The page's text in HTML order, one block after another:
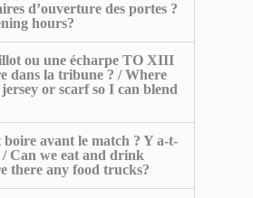
d’ouverture des portes ?
hours?
ou une écharpe TO XIII
dans la tribune ? / Where
or scarf so I can blend
boire avant le match ? Y a-t-
Can we eat and drink
there any food trucks?